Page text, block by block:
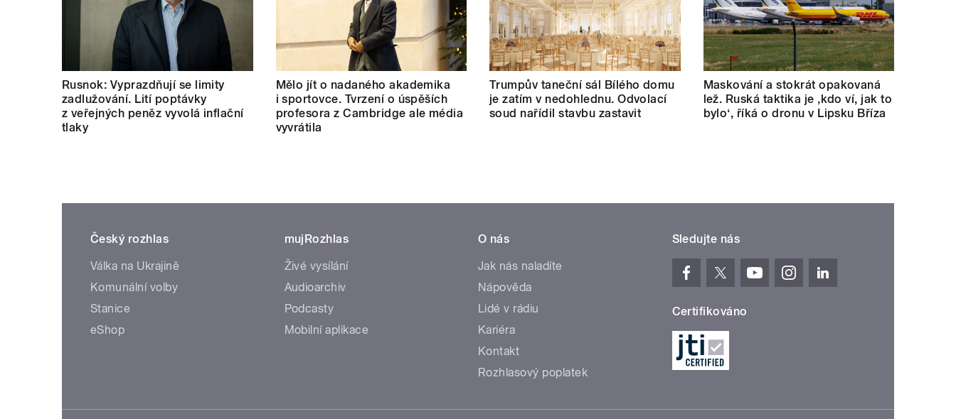
Rusnok: Vyprazdňují se limity
zadlužování. Lití poptávky
z veřejných peněz vyvolá inflační
tlaky
Mělo jít o nadaného akademika
i sportovce. Tvrzení o úspěších
profesora z Cambridge ale média
vyvrátila
Trumpův taneční sál Bílého domu
je zatím v nedohlednu. Odvolací
soud nařídil stavbu zastavit
Maskování a stokrát opakovaná
lež. Ruská taktika je ‚kdo ví, jak to
bylo‘, říká o dronu v Lipsku Bříza
Český rozhlas
Válka na Ukrajině
Komunální volby
Stanice
eShop
mujRozhlas
Živé vysílání
Audioarchiv
Podcasty
Mobilní aplikace
O nás
Jak nás naladíte
Nápověda
Lidé v rádiu
Kariéra
Kontakt
Rozhlasový poplatek
Sledujte nás
Certifikováno